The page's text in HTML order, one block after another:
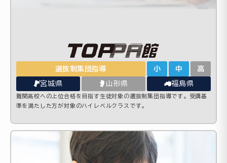
選抜制集団指導 小 中 高
宮城県 山形県 福島県
難関高校への上位合格を目指す生徒対象の選抜制集団指導です。受講基
準を満たした方が対象のハイレベルクラスです。